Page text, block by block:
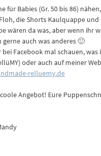
für Babies (Gr. 50 bis 86)
die Shorts Kaulquappe und
wären da was, aber wenn ihr
auch was anderes 🙂
Facebook mal schauen, was
oder auch auf meiner
relluemy.de
Angebot! Eure